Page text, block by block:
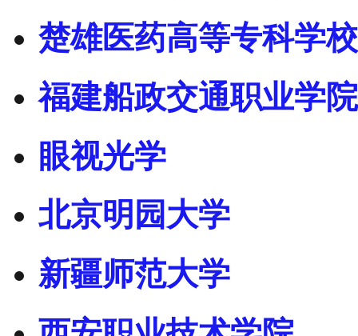
楚雄医药高等专科学校
福建船政交通职业学院
眼视光学
北京明园大学
新疆师范大学